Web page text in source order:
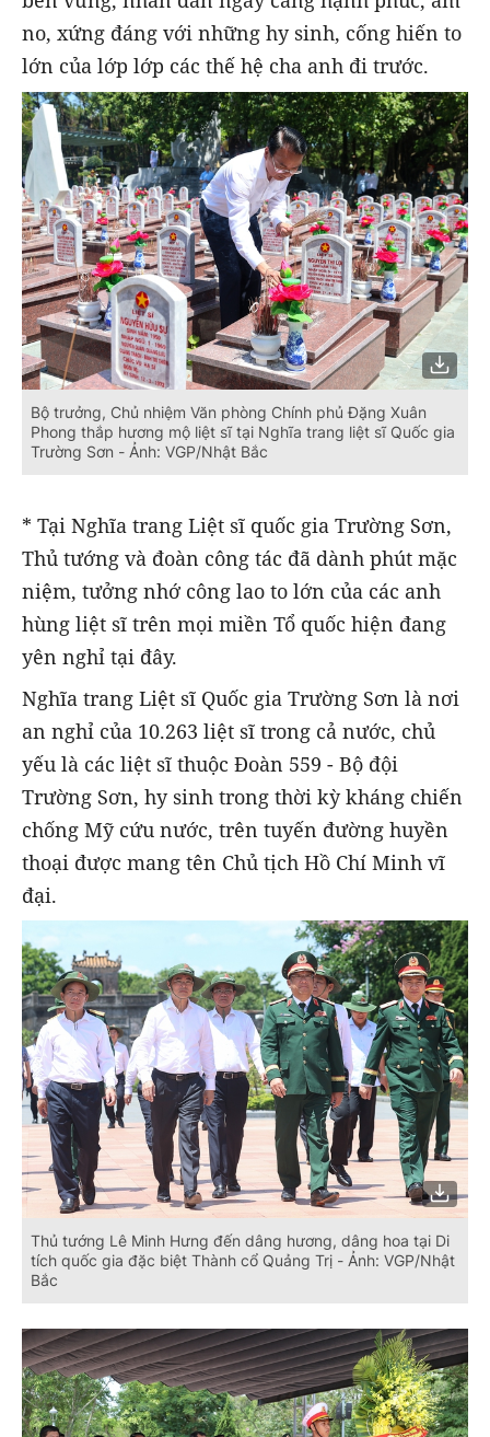
no, xứng đáng với những hy sinh, cống hiến to
lớn của lớp lớp các thế hệ cha anh đi trước.
Bộ trưởng, Chủ nhiệm Văn phòng Chính phủ Đặng Xuân
Phong thắp hương mộ liệt sĩ tại Nghĩa trang liệt sĩ Quốc gia
Trường Sơn - Ảnh: VGP/Nhật Bắc
* Tại Nghĩa trang Liệt sĩ quốc gia Trường Sơn,
Thủ tướng và đoàn công tác đã dành phút mặc
niệm, tưởng nhớ công lao to lớn của các anh
hùng liệt sĩ trên mọi miền Tổ quốc hiện đang
yên nghỉ tại đây.
Nghĩa trang Liệt sĩ Quốc gia Trường Sơn là nơi
an nghỉ của 10.263 liệt sĩ trong cả nước, chủ
yếu là các liệt sĩ thuộc Đoàn 559 - Bộ đội
Trường Sơn, hy sinh trong thời kỳ kháng chiến
chống Mỹ cứu nước, trên tuyến đường huyền
thoại được mang tên Chủ tịch Hồ Chí Minh vĩ
đại.
Thủ tướng Lê Minh Hưng đến dâng hương, dâng hoa tại Di
tích quốc gia đặc biệt Thành cổ Quảng Trị - Ảnh: VGP/Nhật
Bắc